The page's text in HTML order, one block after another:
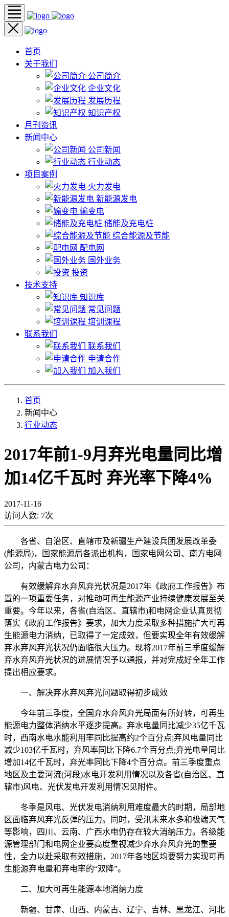
首页
关于我们
公司简介
企业文化
发展历程
知识产权
月刊资讯
新闻中心
公司新闻
行业动态
项目案例
火力发电
新能源发电
输变电
储能及充电桩
综合能源及节能
配电网
国外业务
投资
技术支持
知识库
常见问题
培训课程
联系我们
联系我们
申请合作
加入我们
首页
新闻中心
行业动态
2017年前1-9月弃光电量同比增
加14亿千瓦时 弃光率下降4%
2017-11-16
访问人数: 7次
各省、自治区、直辖市及新疆生产建设兵团发展改革委
(能源局)，国家能源局各派出机构，国家电网公司、南方电网
公司，内蒙古电力公司：
有效缓解弃水弃风弃光状况是2017年《政府工作报告》布
置的一项重要任务，对推动可再生能源产业持续健康发展至关
重要。今年以来，各省(自治区、直辖市)和电网企业认真贯彻
落实《政府工作报告》要求，加大力度采取多种措施扩大可再
生能源电力消纳，已取得了一定成效，但要实现全年有效缓解
弃水弃风弃光状况仍面临很大压力。现将2017年前三季度缓解
弃水弃风弃光状况的进展情况予以通报，并对完成好全年工作
提出相应要求。
一、解决弃水弃风弃光问题取得初步成效
今年前三季度，全国弃水弃风弃光局面有所好转，可再生
能源电力整体消纳水平逐步提高。弃水电量同比减少35亿千瓦
时，西南水电水能利用率同比提高约2个百分点;弃风电量同比
减少103亿千瓦时，弃风率同比下降6.7个百分点;弃光电量同比
增加14亿千瓦时，弃光率同比下降4个百分点。前三季度重点
地区及主要河流(河段)水电开发利用情况以及各省(自治区、直
辖市)风电、光伏发电开发利用情况见附件。
冬季是风电、光伏发电消纳利用难度最大的时期，局部地
区面临弃风弃光反弹的压力。同时，受汛末来水多和极端天气
等影响，四川、云南、广西水电仍存在较大消纳压力。各级能
源管理部门和电网企业要高度重视减少弃水弃风弃光的重要
性，全力以赴采取有效措施，2017年各地区均要努力实现可再
生能源弃电量和弃电率的“双降”。
二、加大可再生能源本地消纳力度
新疆、甘肃、山西、内蒙古、辽宁、吉林、黑龙江、河北